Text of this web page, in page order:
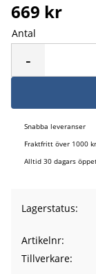
669 kr
Antal
-
Snabba leveranser
Fraktfritt över 1000 kr
Alltid 30 dagars
Lagerstatus
Artikelnr
Tillverkare